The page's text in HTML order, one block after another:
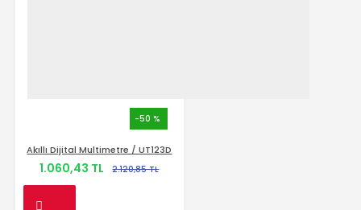
-50 %
Akıllı Dijital Multimetre / UT123D
1.060,43 TL 2.120,85 TL